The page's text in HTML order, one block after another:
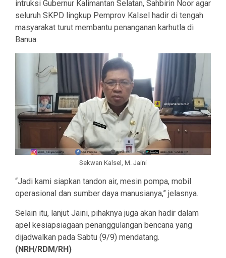
intruksi Gubernur Kalimantan Selatan, Sahbirin Noor agar
seluruh SKPD lingkup Pemprov Kalsel hadir di tengah
masyarakat turut membantu penanganan karhutla di
Banua.
Sekwan Kalsel, M. Jaini
“Jadi kami siapkan tandon air, mesin pompa, mobil
operasional dan sumber daya manusianya,” jelasnya.
Selain itu, lanjut Jaini, pihaknya juga akan hadir dalam
apel kesiapsiagaan penanggulangan bencana yang
dijadwalkan pada Sabtu (9/9) mendatang.
(NRH/RDM/RH)